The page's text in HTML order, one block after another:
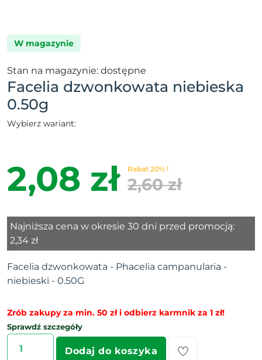
W magazynie
Stan na magazynie: dostępne
Facelia dzwonkowata niebieska
0.50g
Wybierz wariant:
2,08 zł Rabat 20% !
2,60 zł
Najniższa cena w okresie 30 dni przed promocją:
2,34 zł
Facelia dzwonkowata - Phacelia campanularia -
niebieski - 0.50G
Zrób zakupy za min. 50 zł i odbierz karmnik za 1 zł!
Sprawdź szczegóły
Dodaj do koszyka